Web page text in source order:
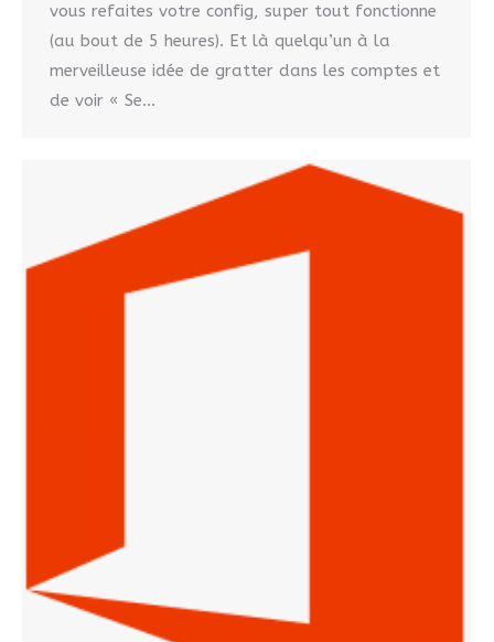
vous refaites votre config, super tout fonctionne
(au bout de 5 heures). Et là quelqu’un à la
merveilleuse idée de gratter dans les comptes et
de voir « Se…